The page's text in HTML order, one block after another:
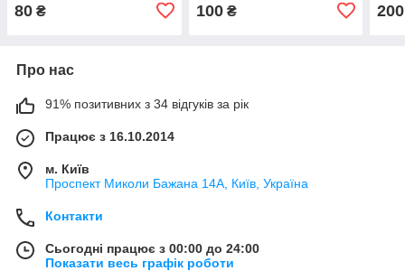
80 ₴
1SIZE
100₴
—
200
Про нас
91% позитивних з 34 відгуків за рік
Працює з 16.10.2014
м. Київ
Проспект Миколи Бажана 14А, Київ, Україна
Контакти
Сьогодні працює з 00:00 до 24:00
Показати весь графік роботи